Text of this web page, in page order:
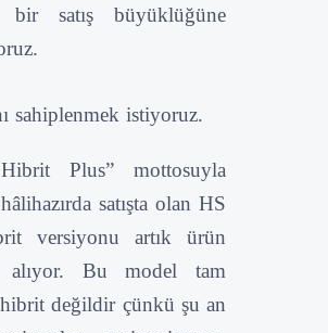
bir satış büyüklüğüne
sahiplenmek istiyoruz.
Plus” mottosuyla
satışta olan HS
versiyonu artık ürün
alıyor. Bu model tam
değildir çünkü şu an